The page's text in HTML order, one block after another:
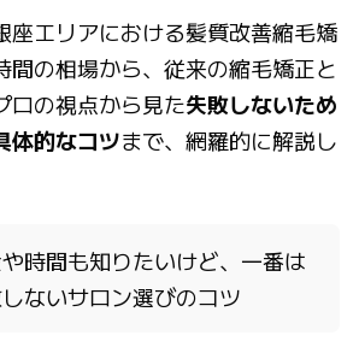
座エリアにおける髪質改善縮毛矯
間の相場から、従来の縮毛矯正と
ロの視点から見た失敗しないため
体的なコツまで、網羅的に解説し
時間も知りたいけど、一番は
ないサロン選びのコツ